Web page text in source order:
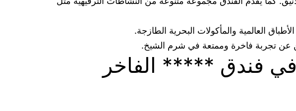
العالمية والمأكولات البحرية الطازجة.
عن تجربة فاخرة وممتعة في شرم الشيخ.
في فندق ***** الفاخر